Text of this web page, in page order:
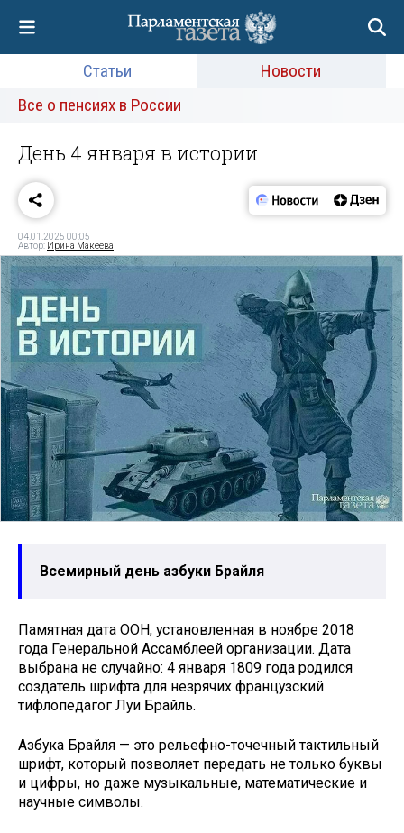
Статьи
Новости
Все о пенсиях в России
День 4 января в истории
04.01.2025 00:05
Автор: Ирина Макеева
Всемирный день азбуки Брайля
Памятная дата ООН, установленная в ноябре 2018
года Генеральной Ассамблеей организации. Дата
выбрана не случайно: 4 января 1809 года родился
создатель шрифта для незрячих французский
тифлопедагог Луи Брайль.
Азбука Брайля — это рельефно-точечный тактильный
шрифт, который позволяет передать не только буквы
и цифры, но даже музыкальные, математические и
научные символы.